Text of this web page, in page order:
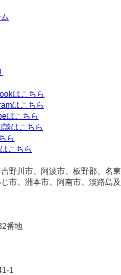
野川市、阿波市、板野郡、名東
市、洲本市、阿南市、淡路島及
番地
1